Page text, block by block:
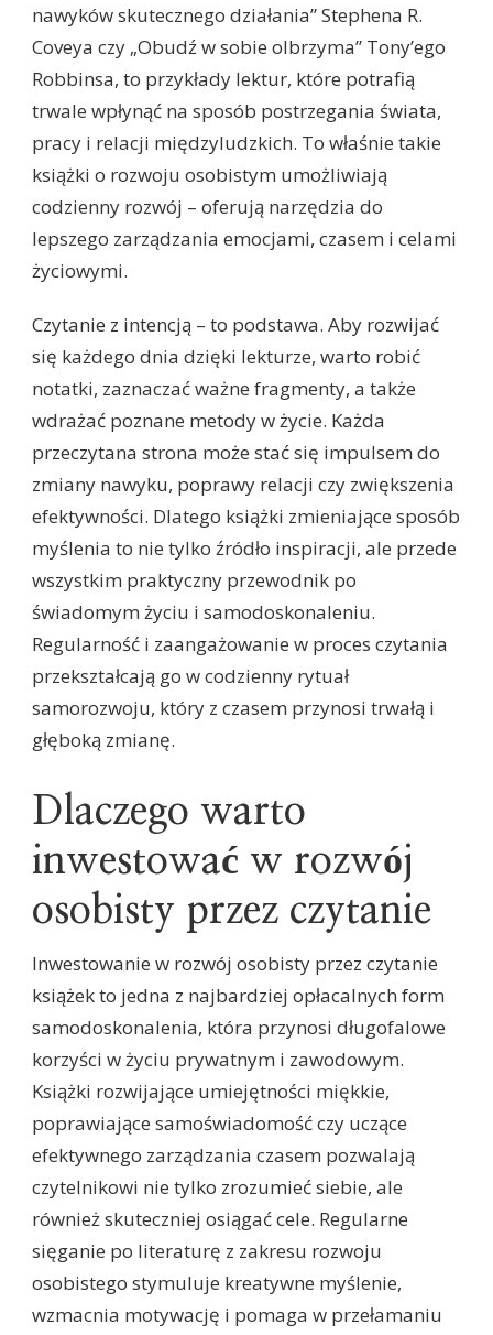
nawyków skutecznego działania” Stephena R.
Coveya czy „Obudź w sobie olbrzyma” Tony’ego
Robbinsa, to przykłady lektur, które potrafią
trwale wpłynąć na sposób postrzegania świata,
pracy i relacji międzyludzkich. To właśnie takie
książki o rozwoju osobistym umożliwiają
codzienny rozwój – oferują narzędzia do
lepszego zarządzania emocjami, czasem i celami
życiowymi.
Czytanie z intencją – to podstawa. Aby rozwijać
się każdego dnia dzięki lekturze, warto robić
notatki, zaznaczać ważne fragmenty, a także
wdrażać poznane metody w życie. Każda
przeczytana strona może stać się impulsem do
zmiany nawyku, poprawy relacji czy zwiększenia
efektywności. Dlatego książki zmieniające sposób
myślenia to nie tylko źródło inspiracji, ale przede
wszystkim praktyczny przewodnik po
świadomym życiu i samodoskonaleniu.
Regularność i zaangażowanie w proces czytania
przekształcają go w codzienny rytuał
samorozwoju, który z czasem przynosi trwałą i
głęboką zmianę.
Dlaczego warto
inwestować w rozwój
osobisty przez czytanie
Inwestowanie w rozwój osobisty przez czytanie
książek to jedna z najbardziej opłacalnych form
samodoskonalenia, która przynosi długofalowe
korzyści w życiu prywatnym i zawodowym.
Książki rozwijające umiejętności miękkie,
poprawiające samoświadomość czy uczące
efektywnego zarządzania czasem pozwalają
czytelnikowi nie tylko zrozumieć siebie, ale
również skuteczniej osiągać cele. Regularne
sięganie po literaturę z zakresu rozwoju
osobistego stymuluje kreatywne myślenie,
wzmacnia motywację i pomaga w przełamaniu